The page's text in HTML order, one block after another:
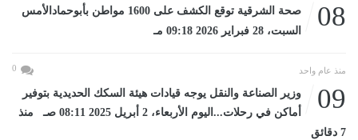
08
صحة الشرقية توقع الكشف على 1600 مواطن بأبوحمادالأمس
السبت، 28 فبراير 2026 09:18 مـ
منذ عام واحد 0
09
وزير الصناعة والنقل يوجه قيادات هيئة السكك الحديدية بتوفير
أماكن في رحلات...اليوم الأربعاء، 2 أبريل 2025 08:11 صـ منذ
7 دقائق